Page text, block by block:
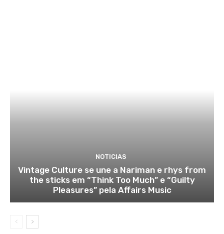
NOTICIAS
Vintage Culture se une a Nariman e rhys from
the sticks em “Think Too Much” e “Guilty
Pleasures” pela Affairs Music